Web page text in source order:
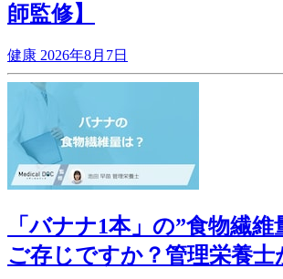
師監修】
健康 2026年8月7日
「バナナ1本」の”食物繊
ご存じですか？管理栄養士